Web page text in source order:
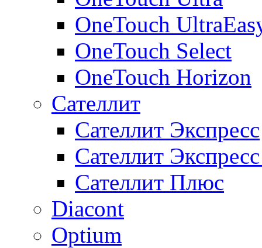
OneTouch
OneTouch Select
OneTouch Horizon
Сателлит
Сателлит Экспресс
Сателлит
Сателлит Плюс
Diacont
Optium